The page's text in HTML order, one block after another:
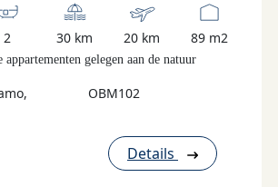
2 30 km 20 km 89 m2
appartementen gelegen aan de natuur
OBM102
Details